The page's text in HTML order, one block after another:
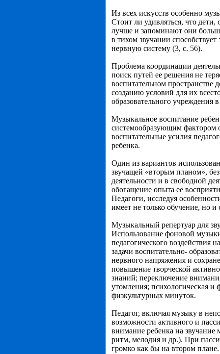
Из всех искусств особенно
Стоит ли удивляться, что
лучше и запоминают они
в тихом звучании
нервную систему (3, с. 56).
Проблема координации
поиск путей ее решения не
воспитательном пространстве
созданию условий для их
образовательного учреждения
Музыкальное воспитание
системообразующим фактором
воспитательные усилия
ребенка.
Один из вариантов
звучащей «вторым планом»,
деятельности и в свободной
обогащение опыта ее
Педагоги, исследуя
имеет не только обучение, но
Музыкальный репертуар для
Использование фоновой
педагогического воздействия
задачи воспитательно-
нервного напряжения и
повышение творческой
знаний; переключение
утомления; психологическая и
физкультурных минуток.
Педагог, включая музыку в
возможности активного и
внимание ребенка на звучание
ритм, мелодия и др.). При
громко как бы на втором плане.